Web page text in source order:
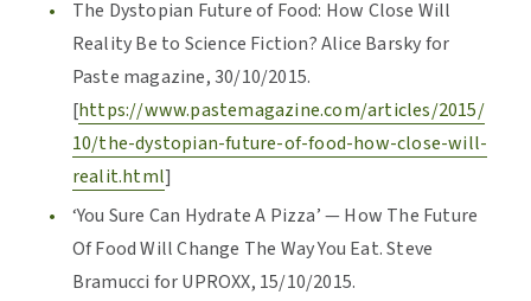
The Dystopian Future of Food: How Close Will
Reality Be to Science Fiction? Alice Barsky for
Paste magazine, 30/10/2015.
[https://www.pastemagazine.com/articles/2015/
10/the-dystopian-future-of-food-how-close-will-
realit.html]
‘You Sure Can Hydrate A Pizza’ — How The Future
Of Food Will Change The Way You Eat. Steve
Bramucci for UPROXX, 15/10/2015.